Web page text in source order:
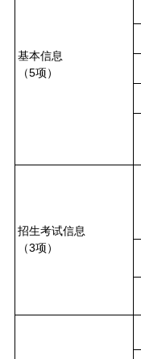
基本信息
（5项）
招生考试信息
（3项）